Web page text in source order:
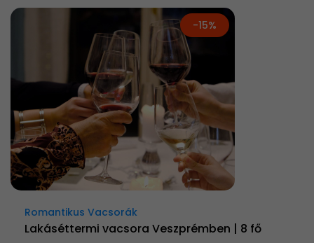
-15%
Romantikus Vacsorák
Lakáséttermi vacsora Veszprémben | 8 fő